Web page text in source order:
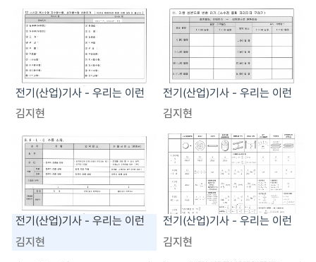
전기(산업)기사 - 우리는 이런
자료로 수업합니다!!
김지현
전기(산업)기사 - 우리는 이런
자료로 수업합니다!!
김지현
전기(산업)기사 - 우리는 이런
자료로 수업합니다!!
김지현
전기(산업)기사 - 우리는 이런
자료로 수업합니다!!
김지현